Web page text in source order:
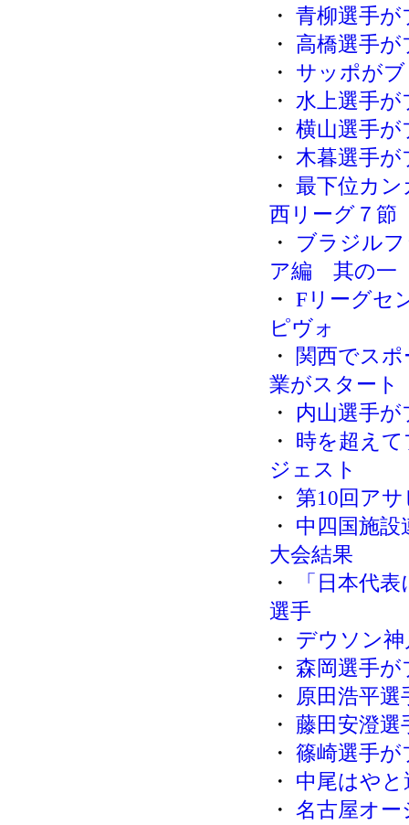
・ 青柳選手
・ 高橋選手
・ サッポが
・ 水上選手
・ 横山選手
・ 木暮選手
・ 最下位カ
西リーグ７節
・ ブラジル
ア編 其の一
・ Fリーグセ
ピヴォ
・ 関西でス
業がスタート
・ 内山選手
・ 時を超え
ジェスト
・ 第10回ア
・ 中四国施
大会結果
・
「日本代
選手
・ デウソン
・ 森岡選手
・
原田浩平
・ 藤田安澄
・ 篠崎選手
・ 中尾はや
・ 名古屋オ